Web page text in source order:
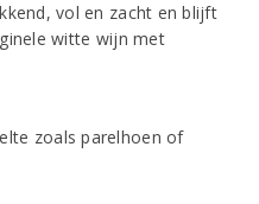
vol en zacht en blijft
witte wijn met
zoals parelhoen of